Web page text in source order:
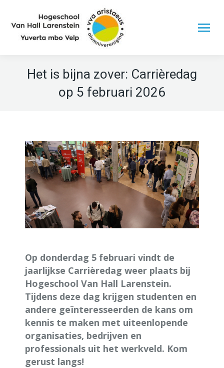
Het is bijna zover: Carrièredag
op 5 februari 2026
Op donderdag 5 februari vindt de
jaarlijkse Carrièredag weer plaats bij
Hogeschool Van Hall Larenstein.
Tijdens deze dag krijgen studenten en
andere geïnteresseerden de kans om
kennis te maken met uiteenlopende
organisaties, bedrijven en
professionals uit het werkveld. Kom
gerust langs!